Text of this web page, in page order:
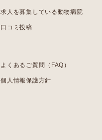
求人を募集している動物病院
口コミ投稿
よくあるご質問（FAQ）
個人情報保護方針